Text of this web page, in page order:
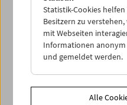
< zurück zur Übersicht
Statistik-Cookies
Besitzern zu verstehen,
mit Webseiten
Informationen
und gemeldet werden.
Alle